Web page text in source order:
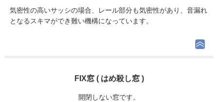
気密性の高いサッシの場合、レール部分も気密性があり、音漏れ
となるスキマができ難い機構になっています。
FIX窓 ( はめ殺し窓 )
開閉しない窓です。